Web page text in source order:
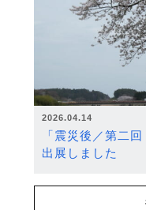
2026.04.14
「震災後／第二
出展しました